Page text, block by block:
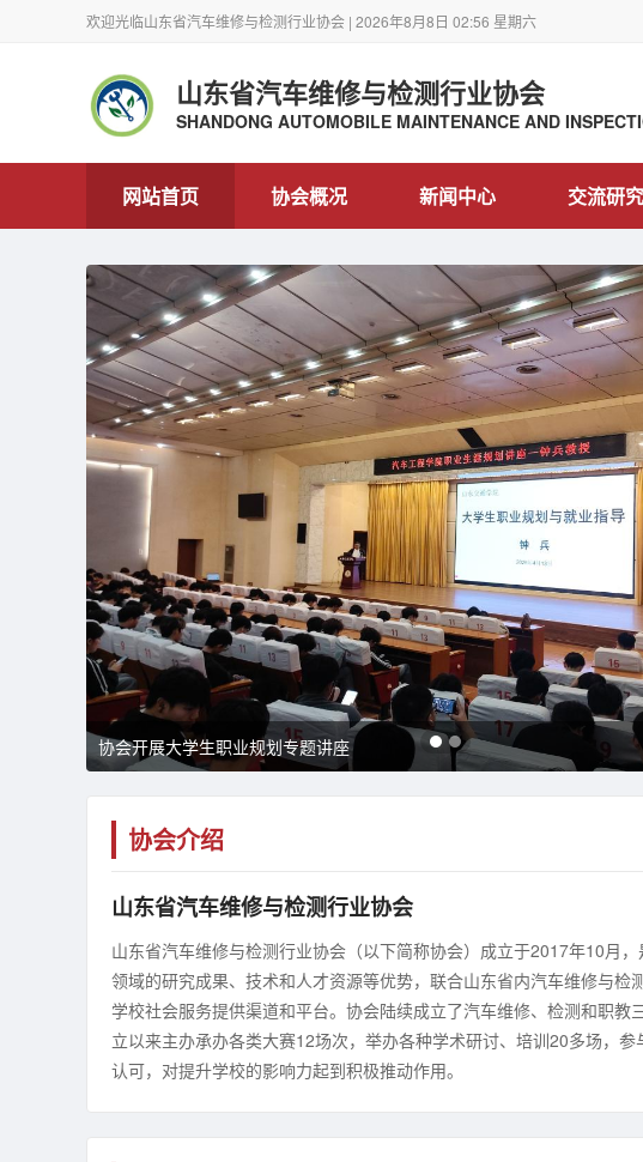
欢迎光临山东省汽车维修与检测行业协会 | 2026年8月8日 02:56 星期六
山东省汽车维修与检测行业协会
SHANDONG AUTOMOBILE MAINTENANCE AND
网站首页 协会概况 新闻中心 交流研究
协会开展大学生职业规划专题讲座
协会介绍
山东省汽车维修与检测行业协会
山东省汽车维修与检测行业协会（以下简称协会）成立于2017年10月
领域的研究成果、技术和人才资源等优势，联合山东省内汽车维修与
学校社会服务提供渠道和平台。协会陆续成立了汽车维修、检测和职
立以来主办承办各类大赛12场次，举办各种学术研讨、培训20多场，
认可，对提升学校的影响力起到积极推动作用。